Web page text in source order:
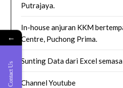
Putrajaya.
In-house anjuran KKM
Centre, Puchong Prima.
Sunting Data dari Excel
Channel Youtube
←
Contact Us